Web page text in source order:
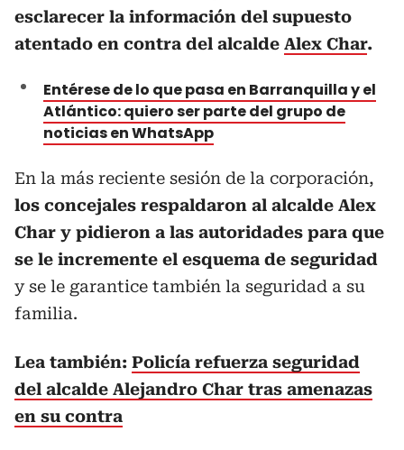
esclarecer la información del supuesto
atentado en contra del alcalde Alex Char.
Entérese de lo que pasa en Barranquilla y el
Atlántico: quiero ser parte del grupo de
noticias en WhatsApp
En la más reciente sesión de la corporación,
los concejales respaldaron al alcalde Alex
Char y pidieron a las autoridades para que
se le incremente el esquema de seguridad
y se le garantice también la seguridad a su
familia.
Lea también: Policía refuerza seguridad
del alcalde Alejandro Char tras amenazas
en su contra